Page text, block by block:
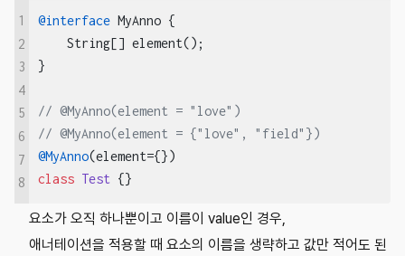
1
2
3
4
5
6
7
8
@interface MyAnno {
    String[] element();
}
// @MyAnno(element = "love")                     //
// @MyAnno(element = {"love", "field"})          //
@MyAnno(element={})
class Test {}
요소가 오직 하나뿐이고 이름이 value인 경우,
애너테이션을 적용할 때 요소의 이름을 생략하고 값만 적어도 된